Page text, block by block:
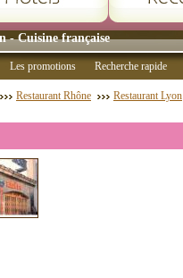
- Cuisine française
Les promotions Recherche rapide
Restaurant Rhône Restaurant Lyon